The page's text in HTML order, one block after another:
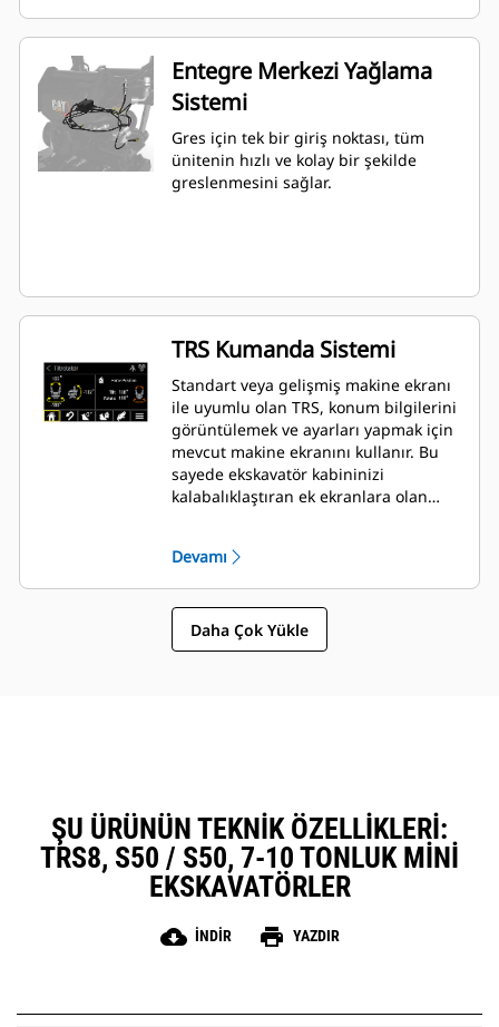
Entegre Merkezi Yağlama
Sistemi
Gres için tek bir giriş noktası, tüm
ünitenin hızlı ve kolay bir şekilde
greslenmesini sağlar.
TRS Kumanda Sistemi
Standart veya gelişmiş makine ekranı
ile uyumlu olan TRS, konum bilgilerini
görüntülemek ve ayarları yapmak için
mevcut makine ekranını kullanır. Bu
sayede ekskavatör kabininizi
kalabalıklaştıran ek ekranlara olan
Devamı
Daha Çok Yükle
ŞU ÜRÜNÜN TEKNIK ÖZELLIKLERI:
TRS8, S50 / S50, 7-10 TONLUK MINI
EKSKAVATÖRLER
cloud_download İNDIR print YAZDIR